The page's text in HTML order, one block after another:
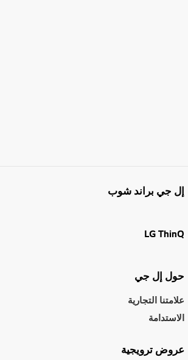
إل جي براند شوب
LG ThinQ
حول إل جي
علامتنا التجارية
الاستدامة
عروض ترويجية